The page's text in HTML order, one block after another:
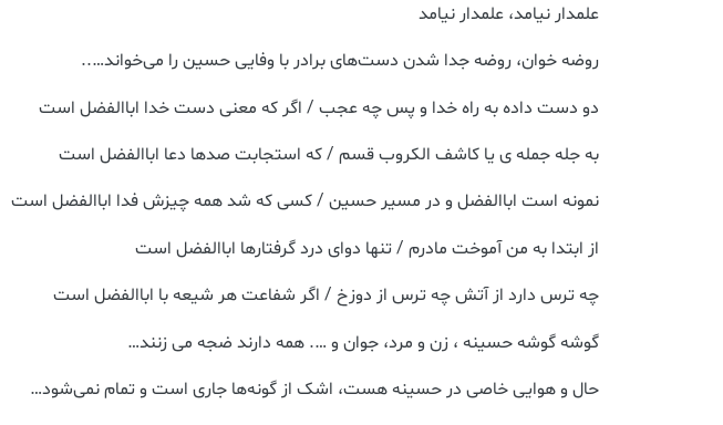
علمدار نیامد، علمدار نیامد
روضه خوان، روضه جدا شدن دست‌های برادر با وفایی حسین را می‌خواند…..
دو دست داده به راه خدا و پس چه عجب / اگر که معنی دست خدا اباالفضل است
به جله جمله ی یا کاشف الکروب قسم / که استجابت صدها دعا اباالفضل است
نمونه است اباالفضل و در مسیر حسین / کسی که شد همه چیزش فدا اباالفضل است
از ابتدا به من آموخت مادرم / تنها دوای درد گرفتارها اباالفضل است
چه ترس دارد از آتش چه ترس از دوزخ / اگر شفاعت هر شیعه با اباالفضل است
گوشه گوشه حسینه ، زن و مرد، جوان و …. همه دارند ضجه می زنند…
حال و هوایی خاصی در حسینه هست، اشک از گونه‌ها جاری است و تمام نمی‌شود…